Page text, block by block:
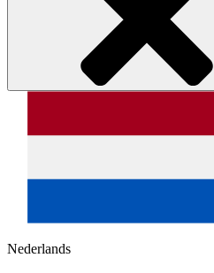
Nederlands